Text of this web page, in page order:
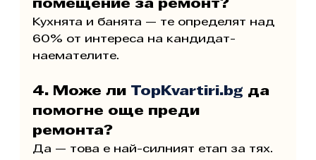
помещение за ремонт?
Кухнята и банята — те определят над
60% от интереса на кандидат-
наемателите.
4. Може ли TopKvartiri.bg да
помогне още преди
ремонта?
Да — това е най-силният етап за тях.